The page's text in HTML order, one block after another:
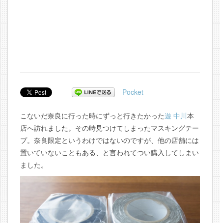
Pocket
こないだ奈良に行った時にずっと行きたかった遊 中川本
店へ訪れました。その時見つけてしまったマスキングテー
プ。奈良限定というわけではないのですが、他の店舗には
置いていないこともある、と言われてつい購入してしまい
ました。